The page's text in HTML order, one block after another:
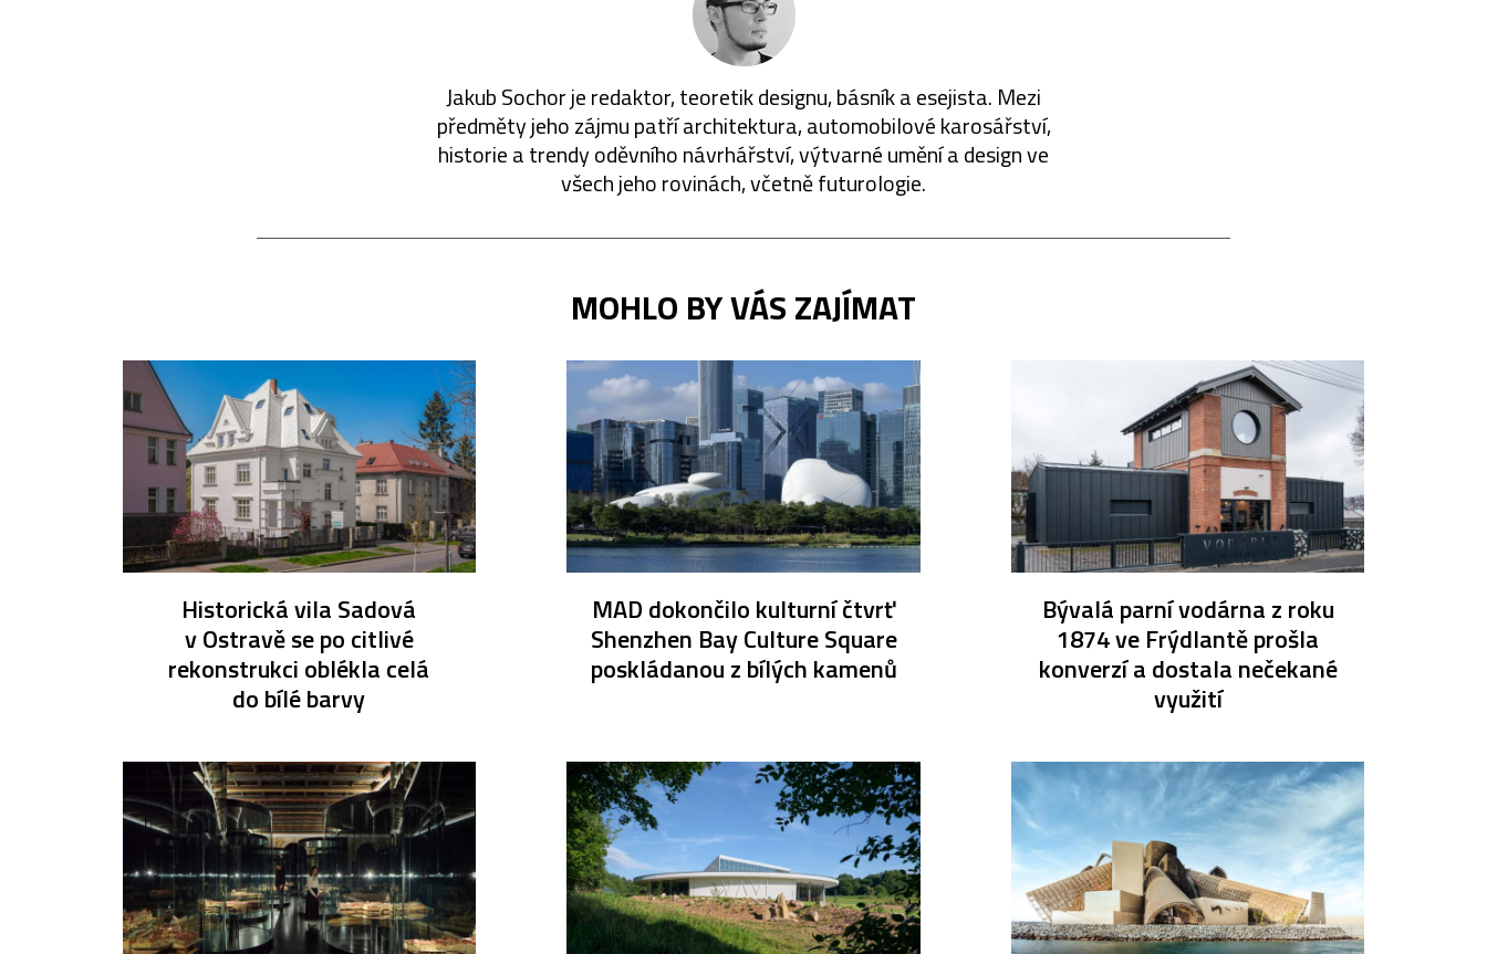
Jakub Sochor je redaktor, teoretik designu, básník a esejista. Mezi
předměty jeho zájmu patří architektura, automobilové karosářství,
historie a trendy oděvního návrhářství, výtvarné umění a design ve
všech jeho rovinách, včetně futurologie.
MOHLO BY VÁS ZAJÍMAT
Historická vila Sadová
v Ostravě se po citlivé
rekonstrukci oblékla celá
do bílé barvy
MAD dokončilo kulturní čtvrť
Shenzhen Bay Culture Square
poskládanou z bílých kamenů
Bývalá parní vodárna z roku
1874 ve Frýdlantě prošla
konverzí a dostala nečekané
využití